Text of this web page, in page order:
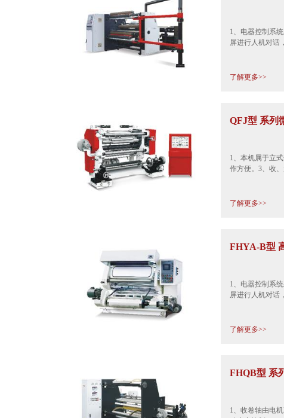
1、电器控制系
屏进行人机对话
了解更多>>
QFJ型 系列
1、本机属于立
作方便。3、收、
了解更多>>
FHYA-B型
1、电器控制系
屏进行人机对话
了解更多>>
FHQB型 系
1、收卷轴由电